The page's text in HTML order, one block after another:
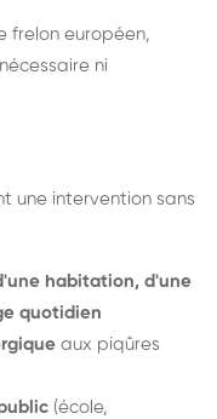
frelon européen,
ni
une intervention sans
habitation, d'une
quotidien
aux piqûres
(école,